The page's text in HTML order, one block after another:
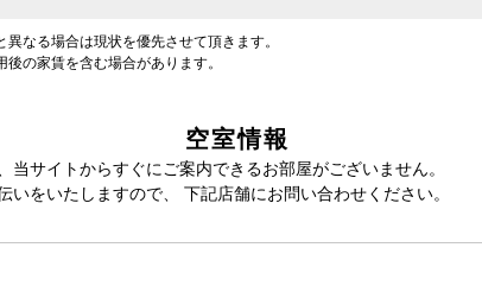
なる場合は現状を優先させて頂きます。
の家賃を含む場合があります。
空室情報
サイトからすぐにご案内できるお部屋がございません。
をいたしますので、 下記店舗にお問い合わせください。